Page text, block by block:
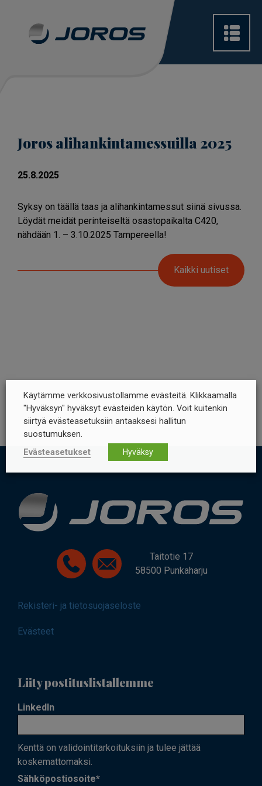
Joros alihankintamessuilla 2025
25.8.2025
Syksy on täällä taas ja alihankintamessut siinä sivussa.
Löydät meidät perinteiseltä osastopaikalta C420,
nähdään 1. – 3.10.2025 Tampereella!
Kaikki uutiset
Taitotie 17
58500 Punkaharju
Rekisteri- ja tietosuojaseloste
Evästeet
Liity postituslistallemme
LinkedIn
Kenttä on validointitarkoituksiin ja tulee jättää
koskemattomaksi.
Sähköpostiosoite*
Käytämme verkkosivustollamme evästeitä. Klikkaamalla
"Hyväksyn" hyväksyt evästeiden käytön. Voit kuitenkin
siirtyä evästeasetuksiin antaaksesi hallitun
suostumuksen.
Evästeasetukset
Hyväksy